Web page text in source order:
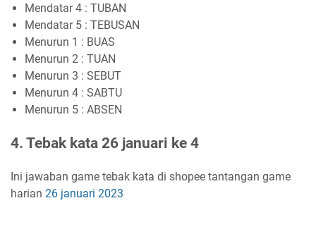
Mendatar 4 : TUBAN
Mendatar 5 : TEBUSAN
Menurun 1 : BUAS
Menurun 2 : TUAN
Menurun 3 : SEBUT
Menurun 4 : SABTU
Menurun 5 : ABSEN
4. Tebak kata 26 januari ke 4
Ini jawaban game tebak kata di shopee tantangan game
harian 26 januari 2023